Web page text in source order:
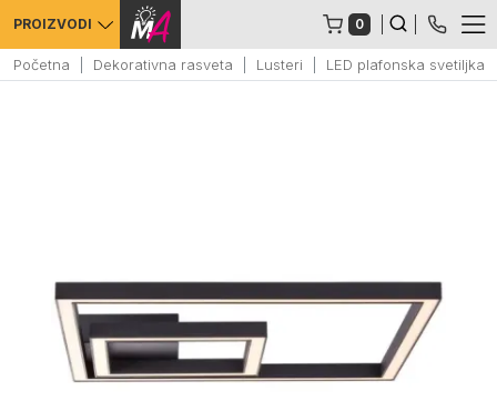
PROIZVODI 0
Početna Dekorativna rasveta Lusteri LED plafonska svetiljka